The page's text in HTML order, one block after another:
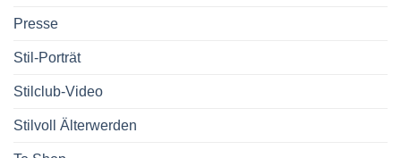
Presse
Stil-Porträt
Stilclub-Video
Stilvoll Älterwerden